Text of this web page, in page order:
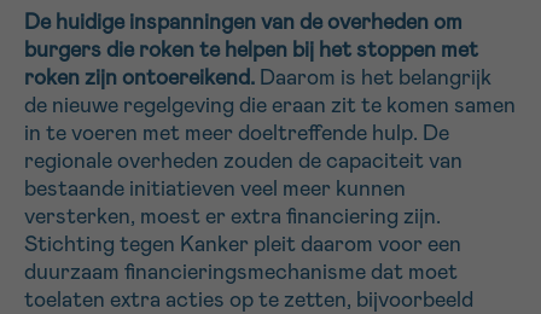
De huidige inspanningen van de overheden om
burgers die roken te helpen bij het stoppen met
roken zijn ontoereikend. Daarom is het belangrijk
de nieuwe regelgeving die eraan zit te komen samen
in te voeren met meer doeltreffende hulp. De
regionale overheden zouden de capaciteit van
bestaande initiatieven veel meer kunnen
versterken, moest er extra financiering zijn.
Stichting tegen Kanker pleit daarom voor een
duurzaam financieringsmechanisme dat moet
toelaten extra acties op te zetten, bijvoorbeeld